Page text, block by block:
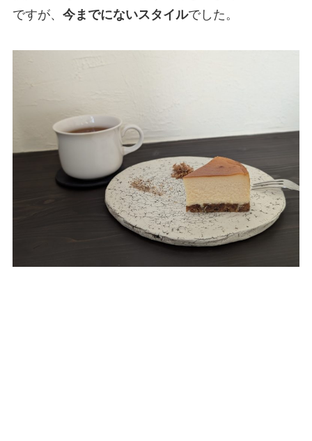
ですが、 今までにないスタイルでした。